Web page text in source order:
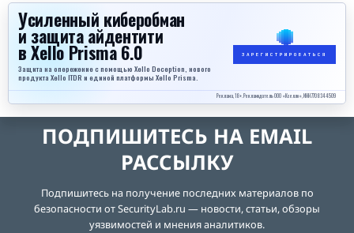
Усиленный киберобман
и защита айдентити
в Xello Prisma 6.0
Защита на опережение с помощью Xello Deception, нового
продукта Xello ITDR и единой платформы Xello Prisma.
ЗАРЕГИСТРИРОВАТЬСЯ
Реклама, 18+. Рекламодатель ООО «Кселло», ИНН 7708344509
ПОДПИШИТЕСЬ НА EMAIL
РАССЫЛКУ
Подпишитесь на получение последних материалов по
безопасности от SecurityLab.ru — новости, статьи, обзоры
уязвимостей и мнения аналитиков.